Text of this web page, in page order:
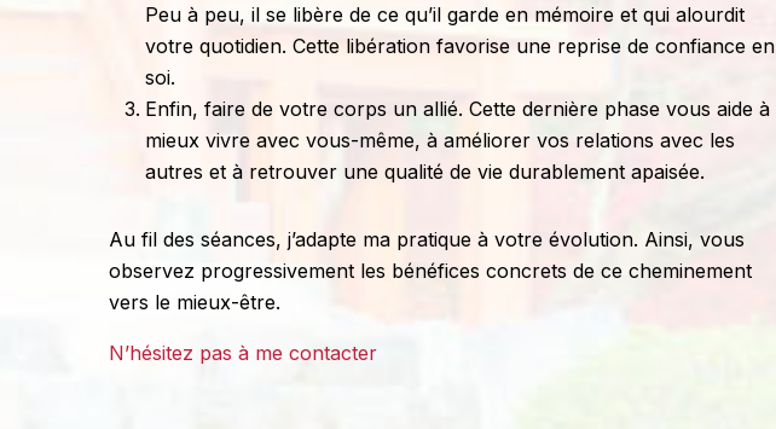
Peu à peu, il se libère de ce qu’il garde en mémoire et qui alourdit
votre quotidien. Cette libération favorise une reprise de confiance en
soi.
Enfin, faire de votre corps un allié. Cette dernière phase vous aide à
mieux vivre avec vous-même, à améliorer vos relations avec les
autres et à retrouver une qualité de vie durablement apaisée.
Au fil des séances, j’adapte ma pratique à votre évolution. Ainsi, vous
observez progressivement les bénéfices concrets de ce cheminement
vers le mieux-être.
N’hésitez pas à me contacter